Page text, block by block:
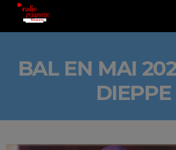
BAL EN MAI
DIEPPE